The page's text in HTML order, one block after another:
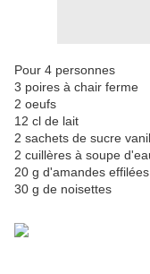
Pour 4 personnes
3 poires à chair ferme
2 oeufs
12 cl de lait
2 sachets de sucre
2 cuillères à soupe
20 g d'amandes effilées
30 g de noisettes